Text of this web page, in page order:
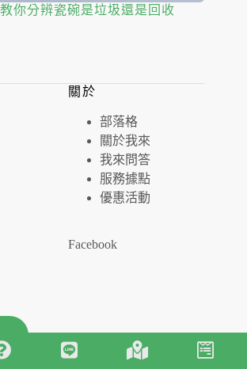
你分辨瓷碗是垃圾還是回收
關於
部落格
關於我來
我來問答
服務據點
優惠活動
Facebook